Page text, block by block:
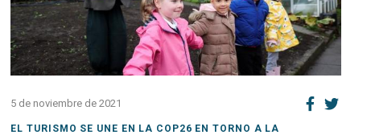
5 de noviembre de 2021
EL TURISMO SE UNE EN LA COP26 EN TORNO A LA